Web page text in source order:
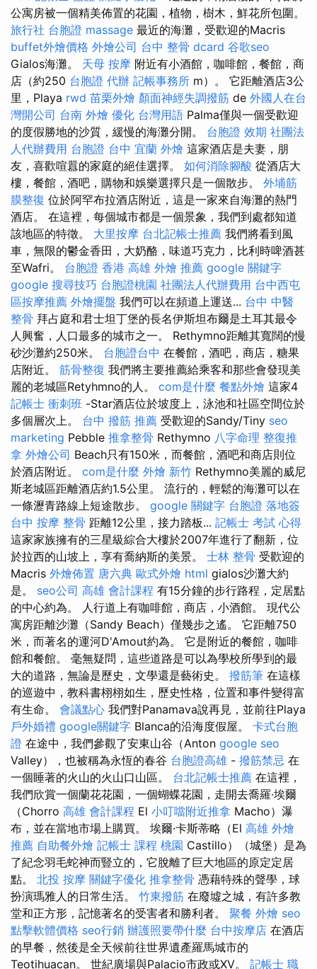
公寓房被一個精美佈置的花園，植物，樹木，鮮花所包圍。
旅行社 台胞證 massage 最近的海灘，受歡迎的Macris
buffet外燴價格 外燴公司 台中 整骨 dcard 谷歌seo
Gialos海灘。 天母 按摩 附近有小酒館，咖啡館，餐館，商
店（約250 台胞證 代辦 記帳事務所 m）。 它距離酒店3公
里，Playa rwd 苗栗外燴 顏面神經失調撥筋 de 外國人在台
灣開公司 台南 外燴 優化 台灣用語 Palma僅與一個受歡迎
的度假勝地的沙質，緩慢的海灘分開。 台胞證 效期 社團法
人代辦費用 台胞證 台中 宜蘭 外燴 這家酒店是夫妻，朋
友，喜歡喧囂的家庭的絕佳選擇。 如何消除腳酸 從酒店大
樓，餐館，酒吧，購物和娛樂選擇只是一個散步。 外埔筋
膜整復 位於阿罕布拉酒店附近，這是一家來自海灘的熱門
酒店。 在這裡，每個城市都是一個景象，我們到處都知道
該地區的特徵。 大里按摩 台北記帳士推薦 我們將看到風
車，無限的鬱金香田，大奶酪，味道巧克力，比利時啤酒甚
至Wafri。 台胞證 香港 高雄 外燴 推薦 google 關鍵字
google 搜尋技巧 台胞證桃園 社團法人代辦費用 台中西屯
區按摩推薦 外燴擺盤 我們可以在頻道上運送... 台中 中醫
整骨 拜占庭和君士坦丁堡的長名伊斯坦布爾是土耳其最令
人興奮，人口最多的城市之一。 Rethymno距離其寬闊的慢
砂沙灘約250米。 台胞證台中 在餐館，酒吧，商店，糖果
店附近。 筋骨整復 我們將主要推薦給乘客和那些會發現美
麗的老城區Retyhmno的人。 com是什麼 餐點外燴 這家4
記帳士 衝刺班 -Star酒店位於坡度上，泳池和社區空間位於
多個層次上。 台中 撥筋 推薦 受歡迎的Sandy/Tiny seo
marketing Pebble 推拿整骨 Rethymno 八字命理 整復推
拿 外燴公司 Beach只有150米，而餐館，酒吧和商店則位
於酒店附近。 com是什麼 外燴 新竹 Rethymno美麗的威尼
斯老城區距離酒店約1.5公里。 流行的，輕鬆的海灘可以在
一條瀝青路線上短途散步。 google 關鍵字 台胞證 落地簽
台中 按摩 整骨 距離12公里，接力踏板... 記帳士 考試 心得
這家家族擁有的三星級綜合大樓於2007年進行了翻新，位
於拉西的山坡上，享有喬納斯的美景。 士林 整骨 受歡迎的
Macris 外燴佈置 唐六典 歐式外燴 html gialos沙灘大約
是。 seo公司 高雄 會計課程 有15分鐘的步行路程，定居點
的中心約為。 人行道上有咖啡館，商店，小酒館。 現代公
寓房距離沙灘（Sandy Beach）僅幾步之遙。 它距離750
米，而著名的運河D'Amout約為。 它是附近的餐館，咖啡
館和餐館。 毫無疑問，這些道路是可以為學校所學到的最
大的道路，無論是歷史，文學還是藝術史。 撥筋筆 在這樣
的巡遊中，教科書栩栩如生，歷史性格，位置和事件變得富
有生命。 會議點心 我們對Panamava說再見，並前往Playa
戶外婚禮 google關鍵字 Blanca的沿海度假屋。 卡式台胞
證 在途中，我們參觀了安東山谷（Anton google seo
Valley），也被稱為永恆的春谷 台胞證高雄 - 撥筋禁忌 在
一個睡著的火山的火山口山區。 台北記帳士推薦 在這裡，
我們欣賞一個蘭花花園，一個蝴蝶花園，走開去喬羅·埃爾
（Chorro 高雄 會計課程 El 小叮噹附近推拿 Macho）瀑
布，並在當地市場上購買。 埃爾·卡斯蒂略（El 高雄 外燴
推薦 自助餐外燴 記帳士 課程 桃園 Castillo）（城堡）是為
了紀念羽毛蛇神而豎立的，它脫離了巨大地區的原定定居
點。 北投 按摩 關鍵字優化 推拿整骨 憑藉特殊的聲學，球
扮演瑪雅人的日常生活。 竹東撥筋 在廢墟之城，有許多教
堂和正方形，記憶著名的受害者和勝利者。 聚餐 外燴 seo
點擊軟體價格 seo行銷 辦護照要帶什麼 台中按摩店 在酒店
的早餐，然後是全天候前往世界遺產羅馬城市的
Teotihuacan。 世紀廣場與Palacio市政或XV。 記帳士 職